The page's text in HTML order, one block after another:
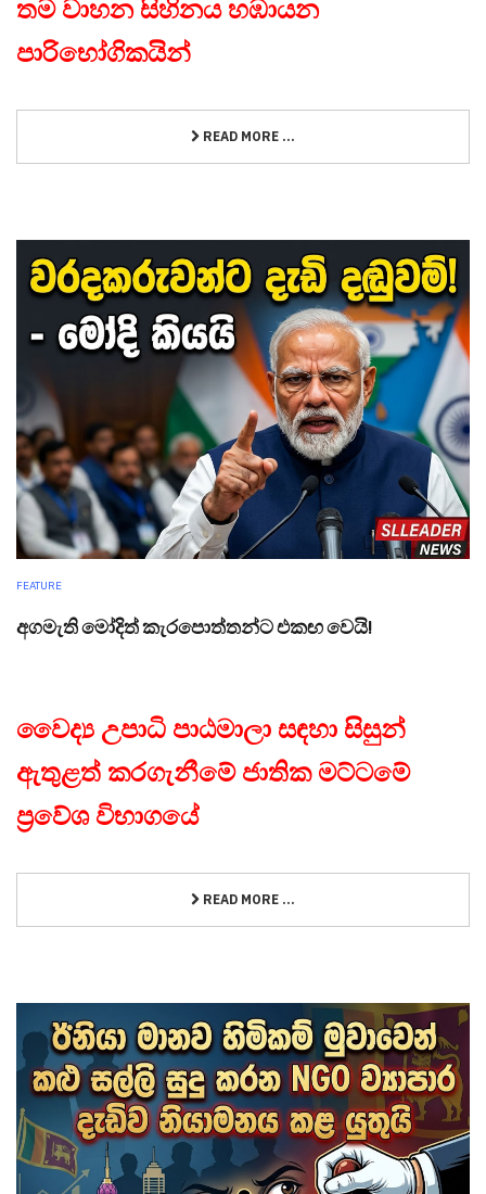
තම වාහන සිහිනය හඹායන
පාරිභෝගිකයින්
READ MORE ...
FEATURE
අගමැති මෝදිත් කැරපොත්තන්ට එකඟ වෙයි!
වෛද්‍ය උපාධි පාඨමාලා සඳහා සිසුන්
ඇතුළත් කරගැනීමේ ජාතික මට්ටමේ
ප්‍රවේශ විභාගයේ
READ MORE ...